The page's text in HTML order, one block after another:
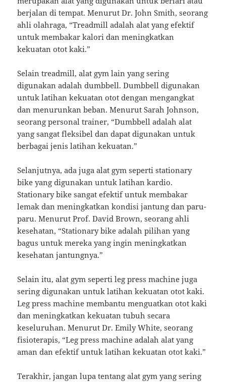
berjalan di tempat. Menurut Dr. John Smith, seorang
ahli olahraga, “Treadmill adalah alat yang efektif
untuk membakar kalori dan meningkatkan
kekuatan otot kaki.”
Selain treadmill, alat gym lain yang sering
digunakan adalah dumbbell. Dumbbell digunakan
untuk latihan kekuatan otot dengan mengangkat
dan menurunkan beban. Menurut Sarah Johnson,
seorang personal trainer, “Dumbbell adalah alat
yang sangat fleksibel dan dapat digunakan untuk
berbagai jenis latihan kekuatan.”
Selanjutnya, ada juga alat gym seperti stationary
bike yang digunakan untuk latihan kardio.
Stationary bike sangat efektif untuk membakar
lemak dan meningkatkan kondisi jantung dan paru-
paru. Menurut Prof. David Brown, seorang ahli
kesehatan, “Stationary bike adalah pilihan yang
bagus untuk mereka yang ingin meningkatkan
kesehatan jantungnya.”
Selain itu, alat gym seperti leg press machine juga
sering digunakan untuk latihan kekuatan otot kaki.
Leg press machine membantu menguatkan otot kaki
dan meningkatkan kekuatan tubuh secara
keseluruhan. Menurut Dr. Emily White, seorang
fisioterapis, “Leg press machine adalah alat yang
aman dan efektif untuk latihan kekuatan otot kaki.”
Terakhir, jangan lupa tentang alat gym yang sering